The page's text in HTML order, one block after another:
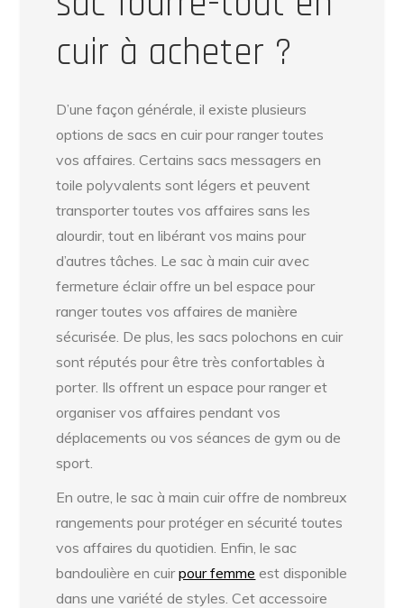
cuir à acheter ?
D’une façon générale, il existe plusieurs
options de sacs en cuir pour ranger toutes
vos affaires. Certains sacs messagers en
toile polyvalents sont légers et peuvent
transporter toutes vos affaires sans les
alourdir, tout en libérant vos mains pour
d’autres tâches. Le sac à main cuir avec
fermeture éclair offre un bel espace pour
ranger toutes vos affaires de manière
sécurisée. De plus, les sacs polochons en cuir
sont réputés pour être très confortables à
porter. Ils offrent un espace pour ranger et
organiser vos affaires pendant vos
déplacements ou vos séances de gym ou de
sport.
En outre, le sac à main cuir offre de nombreux
rangements pour protéger en sécurité toutes
vos affaires du quotidien. Enfin, le sac
bandoulière en cuirpour femme est disponible
dans une variété de styles. Cet accessoire